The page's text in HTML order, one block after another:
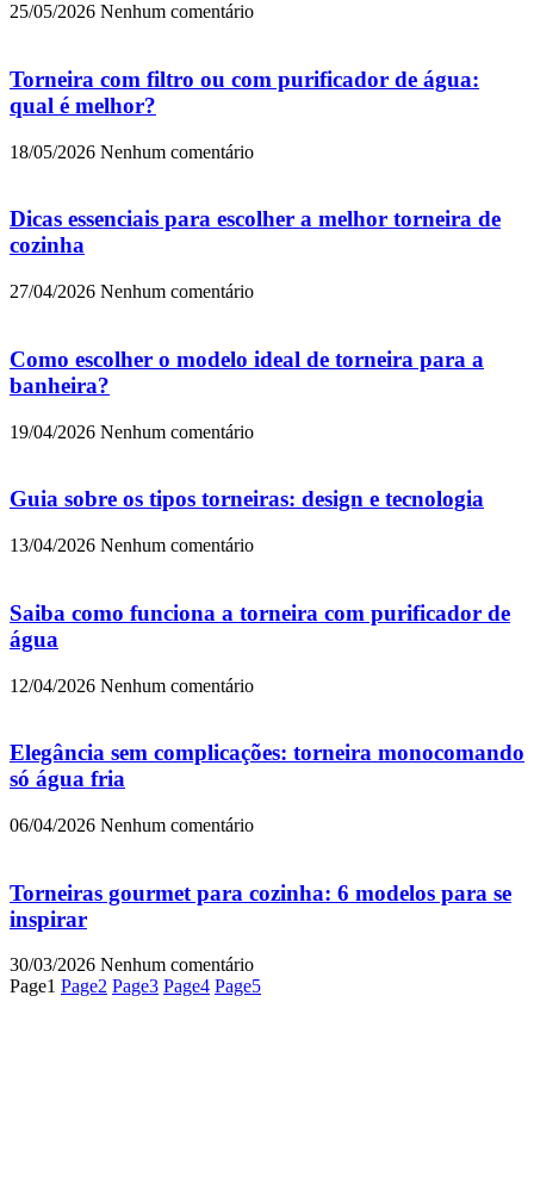
25/05/2026 Nenhum comentário
Torneira com filtro ou com purificador de água:
qual é melhor?
18/05/2026 Nenhum comentário
Dicas essenciais para escolher a melhor torneira de
cozinha
27/04/2026 Nenhum comentário
Como escolher o modelo ideal de torneira para a
banheira?
19/04/2026 Nenhum comentário
Guia sobre os tipos torneiras: design e tecnologia
13/04/2026 Nenhum comentário
Saiba como funciona a torneira com purificador de
água
12/04/2026 Nenhum comentário
Elegância sem complicações: torneira monocomando
só água fria
06/04/2026 Nenhum comentário
Torneiras gourmet para cozinha: 6 modelos para se
inspirar
30/03/2026 Nenhum comentário
Page1 Page2 Page3 Page4 Page5